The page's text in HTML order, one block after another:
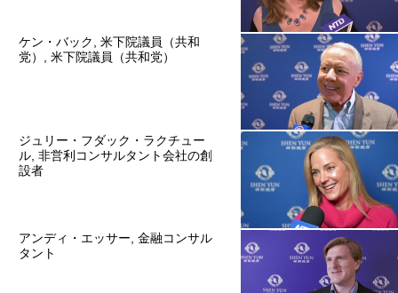
ケン・バック, 米下院議員（共和
党）, 米下院議員（共和党）
ジュリー・フダック・ラクチュー
ル, 非営利コンサルタント会社の創
設者
アンディ・エッサー, 金融コンサル
タント